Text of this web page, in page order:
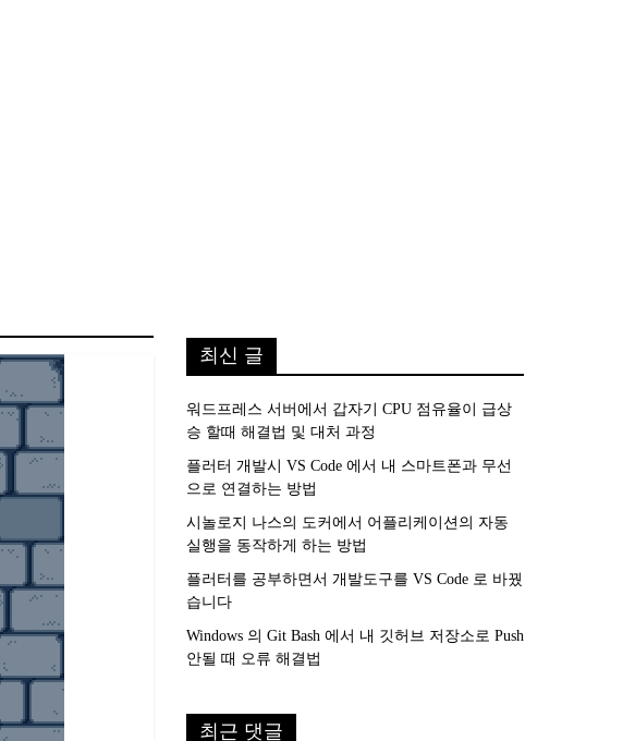
최신 글
워드프레스 서버에서 갑자기 CPU 점유율이 급상
승 할때 해결법 및 대처 과정
플러터 개발시 VS Code 에서 내 스마트폰과 무선
으로 연결하는 방법
시놀로지 나스의 도커에서 어플리케이션의 자동
실행을 동작하게 하는 방법
플러터를 공부하면서 개발도구를 VS Code 로 바꿨
습니다
Windows 의 Git Bash 에서 내 깃허브 저장소로 Push
안될 때 오류 해결법
최근 댓글